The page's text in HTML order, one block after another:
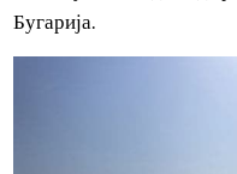
Казанлак. Градот го
III, современик на
наследници. Во еден
градскиот храм и